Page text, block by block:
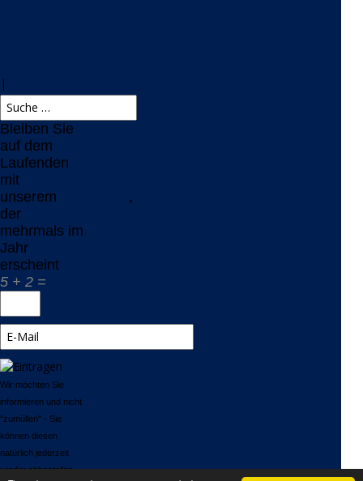
|
Bleiben Sie
auf dem
Laufenden
mit
unserem
,
der
mehrmals im
Jahr
erscheint
5 + 2 =
Wir möchten Sie
informieren und nicht
"zumüllen" - Sie
können diesen
natürlich jederzeit
wieder abbestellen.